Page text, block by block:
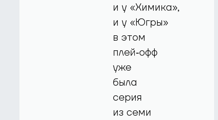
и у «Химика»,
и у «Югры»
в этом
плей‑офф
уже
была
серия
из семи